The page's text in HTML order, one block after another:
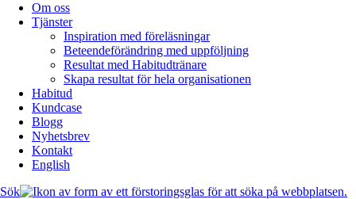
Om oss
Tjänster
Inspiration med föreläsningar
Beteendeförändring med uppföljning
Resultat med Habitudtränare
Skapa resultat för hela organisationen
Habitud
Kundcase
Blogg
Nyhetsbrev
Kontakt
English
Sök